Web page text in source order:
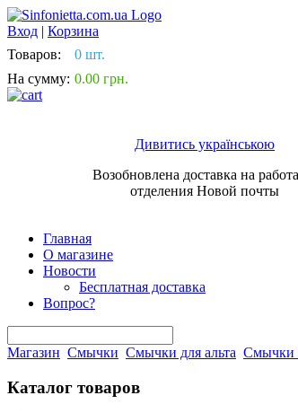
Вход | Корзина
Товаров:
0 шт.
На сумму: 0.00 грн.
Дивитись українською
Возобновлена доставка на
отделения Новой почты
Главная
О магазине
Новости
Бесплатная доставка
Вопрос?
Магазин Смычки Смычки для альта Смычки
Каталог товаров